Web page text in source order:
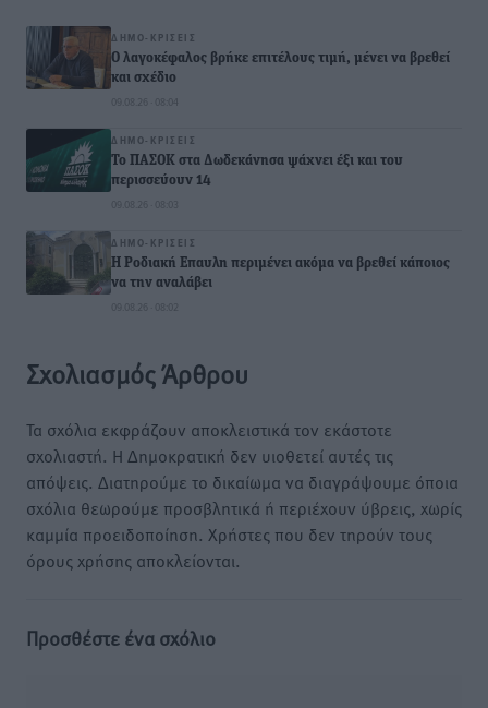
ΔΗΜΟ-ΚΡΊΣΕΙΣ
Ο λαγοκέφαλος βρήκε επιτέλους τιμή, μένει να βρεθεί
και σχέδιο
09.08.26 · 08:04
ΔΗΜΟ-ΚΡΊΣΕΙΣ
Το ΠΑΣΟΚ στα Δωδεκάνησα ψάχνει έξι και του
περισσεύουν 14
09.08.26 · 08:03
ΔΗΜΟ-ΚΡΊΣΕΙΣ
Η Ροδιακή Επαυλη περιμένει ακόμα να βρεθεί κάποιος
να την αναλάβει
09.08.26 · 08:02
Σχολιασμός Άρθρου
Τα σχόλια εκφράζουν αποκλειστικά τον εκάστοτε
σχολιαστή. Η Δημοκρατική δεν υιοθετεί αυτές τις
απόψεις. Διατηρούμε το δικαίωμα να διαγράψουμε όποια
σχόλια θεωρούμε προσβλητικά ή περιέχουν ύβρεις, χωρίς
καμμία προειδοποίηση. Χρήστες που δεν τηρούν τους
όρους χρήσης αποκλείονται.
Προσθέστε ένα σχόλιο